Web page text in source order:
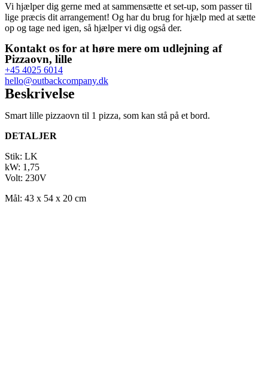
Vi hjælper dig gerne med at sammensætte et set-up, som passer til
lige præcis dit arrangement! Og har du brug for hjælp med at sætte
op og tage ned igen, så hjælper vi dig også der.
Kontakt os for at høre mere om udlejning af
Pizzaovn, lille
+45 4025 6014
hello@outbackcompany.dk
Beskrivelse
Smart lille pizzaovn til 1 pizza, som kan stå på et bord.
DETALJER
Stik: LK
kW: 1,75
Volt: 230V
Mål: 43 x 54 x 20 cm